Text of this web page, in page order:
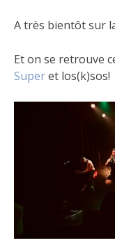
A très bientôt sur
Et on se retrouve
Superet los(k)sos!